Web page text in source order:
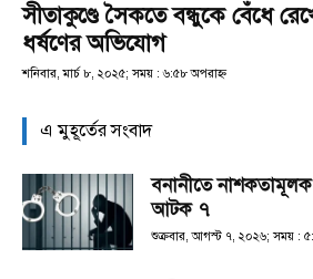
সীতাকুণ্ডে সৈকতে বন্ধুকে বেঁধে
ধর্ষণের অভিযোগ
শনিবার, মার্চ ৮, ২০২৫; সময় : ৬:৫৮ অপরাহ্ণ
এ মুহূর্তের সংবাদ
বনানীতে
আটক ৭
শুক্রবার, আগস্ট ৭, ২০২৬; সময় :